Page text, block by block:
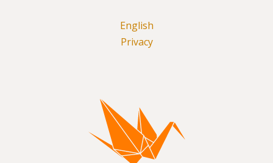
English
Privacy